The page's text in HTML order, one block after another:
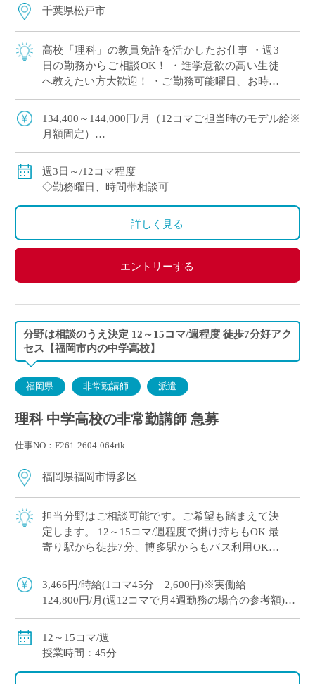
千葉県松戸市
高校「理科」の教員免許を活かしたお仕事 ・週3
日の勤務からご相談OK！ ・進学意欲の高い生徒
へ教えたい方大歓迎！ ・ご勤務可能曜日、お時間
帯ご相談できます
134,400～144,000円/月（12コマご担当時のモデル給※
月額固定）
◇ご指導経験により決定
◇交通費別途支給
週3日～/12コマ程度
◇勤務曜日、時間帯相談可
詳しく見る
エントリーする
分野は相談のうえ決定 12～15コマ/週程度 徒歩7分好アク
セス【福岡市内の中学高校】
福岡県 非常勤講師 派遣
理科 中学高校の非常勤講師 急募
仕事NO：F261-2604-064rik
福岡県福岡市博多区
担当分野はご相談可能です。ご希望も踏まえて決
定します。 12～15コマ/週程度で掛け持ちもOK 最
寄り駅から徒歩7分、博多駅からもバス利用OKで
好アクセス♪ 1限目の開始：9:10～ 5限目の開始：
13:35～
3,466円/時給(1コマ45分 2,600円)※実働給
124,800円/月(週12コマで月4週勤務の場合の参考額)
156,000円/月(週15コマで月4週勤務の場合の参考額)
交通費支給(上限40,000円)
12～15コマ/週
授業時間：45分